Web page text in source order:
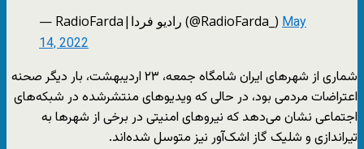
— RadioFarda‌|‌راديو فردا (@RadioFarda_) May
14, 2022
شماری از شهرهای ایران شامگاه جمعه، ۲۳ اردیبهشت، بار دیگر صحنه
اعتراضات مردمی بود، در حالی که ویدیوهای منتشرشده در شبکه‌های
اجتماعی نشان می‌دهد که نیروهای امنیتی در برخی از شهرها به
تیراندازی و شلیک گاز اشک‌آور نیز متوسل شده‌اند.